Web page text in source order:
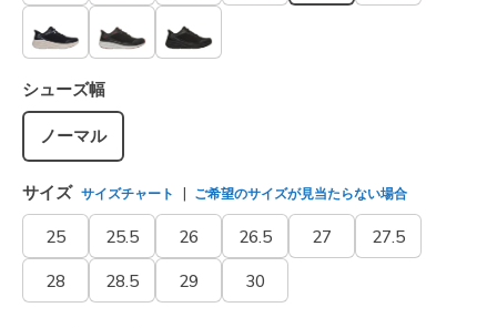
選択されました
シューズ幅
ノーマル
サイズ サイズチャート ご希望のサイズが見当たらない場合
25 25.5 26 26.5 27 27.5
28 28.5 29 30